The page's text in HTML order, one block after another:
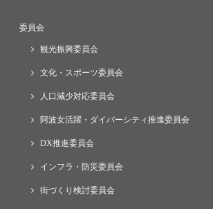
委員会
観光振興委員会
文化・スポーツ委員会
人口減少対応委員会
阿波女活躍・ダイバーシティ推進委員会
DX推進委員会
インフラ・防災委員会
街づくり検討委員会